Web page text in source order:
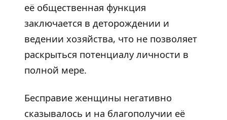
её общественная функция
заключается в деторождении и
ведении хозяйства, что не позволяет
раскрыться потенциалу личности в
полной мере.
Бесправие женщины негативно
сказывалось и на благополучии её